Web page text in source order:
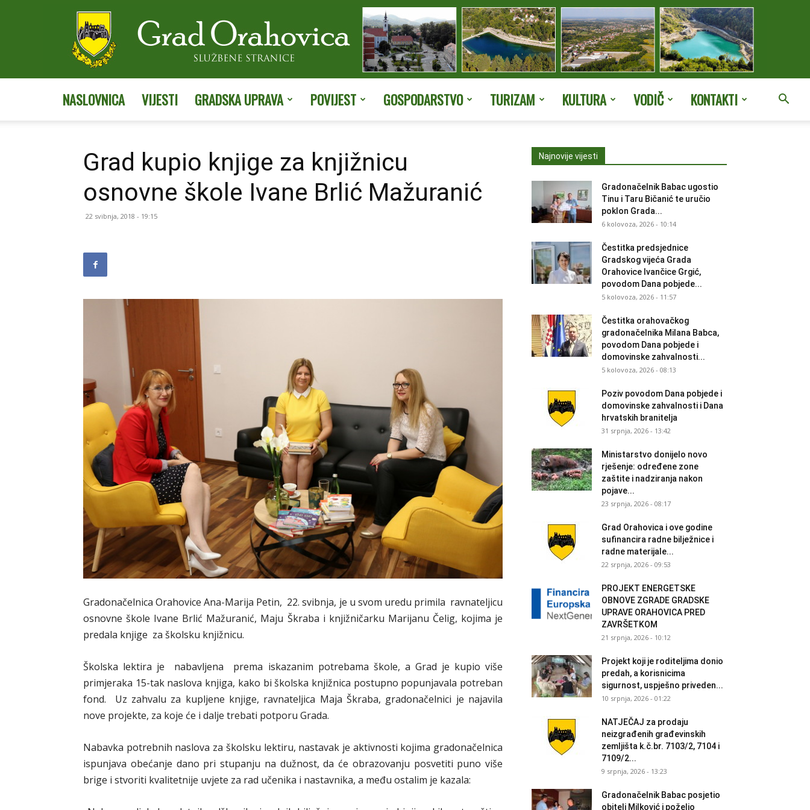
stranice
NASLOVNICA VIJESTI GRADSKA UPRAVA POVIJEST GOSPODARSTVO TURIZAM KULTURA VODIČ KONTAKTI
Grad kupio knjige za knjižnicu
osnovne škole Ivane Brlić Mažuranić
22 svibnja, 2018 - 19:15
Gradonačelnica Orahovice Ana-Marija Petin, 22. svibnja, je u svom uredu primila ravnateljicu
osnovne škole Ivane Brlić Mažuranić, Maju Škraba i knjižničarku Marijanu Čelig, kojima je
predala knjige za školsku knjižnicu.
Školska lektira je nabavljena prema iskazanim potrebama škole, a Grad je kupio više
primjeraka 15-tak naslova knjiga, kako bi školska knjižnica postupno popunjavala potreban
fond. Uz zahvalu za kupljene knjige, ravnateljica Maja Škraba, gradonačelnici je najavila
nove projekte, za koje će i dalje trebati potporu Grada.
Nabavka potrebnih naslova za školsku lektiru, nastavak je aktivnosti kojima gradonačelnica
ispunjava obećanje dano pri stupanju na dužnost, da će obrazovanju posvetiti puno više
brige i stvoriti kvalitetnije uvjete za rad učenika i nastavnika, a među ostalim je kazala:
Najnovije vijesti
Gradonačelnik Babac ugostio
Tinu i Taru Bičanić te uručio
poklon Grada...
6 kolovoza, 2026 - 10:14
Čestitka predsjednice
Gradskog vijeća Grada
Orahovice Ivančice Grgić,
povodom Dana pobjede...
5 kolovoza, 2026 - 11:57
Čestitka orahovačkog
gradonačelnika Milana Babca,
povodom Dana pobjede i
domovinske zahvalnosti...
5 kolovoza, 2026 - 08:13
Poziv povodom Dana pobjede i
domovinske zahvalnosti i Dana
hrvatskih branitelja
31 srpnja, 2026 - 13:42
Ministarstvo donijelo novo
rješenje: određene zone
zaštite i nadziranja nakon
pojave...
23 srpnja, 2026 - 08:17
Grad Orahovica i ove godine
sufinancira radne bilježnice i
radne materijale...
22 srpnja, 2026 - 09:53
PROJEKT ENERGETSKE
OBNOVE ZGRADE GRADSKE
UPRAVE ORAHOVICA PRED
ZAVRŠETKOM
21 srpnja, 2026 - 10:12
Projekt koji je roditeljima donio
predah, a korisnicima
sigurnost, uspješno priveden...
10 srpnja, 2026 - 01:22
NATJEČAJ za prodaju
neizgrađenih građevinskih
zemljišta k.č.br. 7103/2, 7104 i
7109/2...
9 srpnja, 2026 - 13:23
Gradonačelnik Babac posjetio
obitelj Milković i poželio